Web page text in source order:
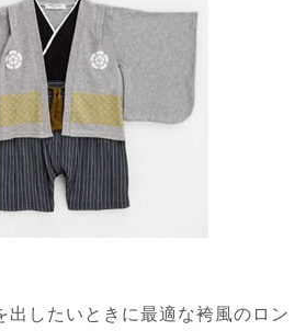
出したいときに最適な袴風のロン